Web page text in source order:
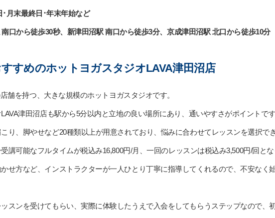
･月末最終日･年末年始など
口から徒歩30秒、新津田沼駅 南口から徒歩3分、京成津田沼駅 北口から徒歩10分
すめのホットヨガスタジオLAVA津田沼店
舗を持つ、大きな規模のホットヨガスタジオです。
津田沼店も駅から5分以内と立地の良い場所にあり、通いやすさがポイントです
り、脚やせなど20種類以上が用意されており、悩みに合わせてレッスンを選択でき
講可能なフルタイムが税込み16,800円/月、一回のレッスンは税込み3,500円/回とな
せ方など、インストラクターが一人ひとり丁寧に指導してくれるので、不安なく
スンを受けてもらい、実際に体験したうえで入会をしてもらうステップなので、